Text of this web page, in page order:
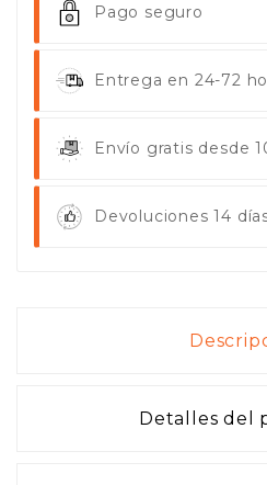
Pago seguro
Entrega en 24-72
Envío gratis desde
Devoluciones 14
Detalles del